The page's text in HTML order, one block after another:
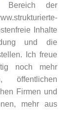
Bereich der
Inhalte
und die
Ich freue
noch mehr
öffentlichen
Firmen und
mehr aus